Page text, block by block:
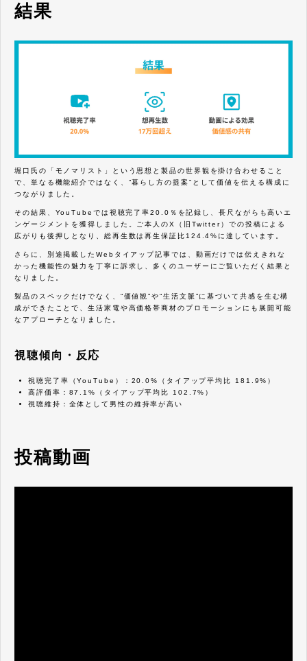
結果
堀口氏の「モノマリスト」という思想と製品の世界観を掛け合わせること
で、単なる機能紹介ではなく、“暮らし方の提案”として価値を伝える構成に
つながりました。
その結果、YouTubeでは視聴完了率20.0％を記録し、長尺ながらも高いエ
ンゲージメントを獲得しました。ご本人のX（旧Twitter）での投稿による
広がりも後押しとなり、総再生数は再生保証比124.4%に達しています。
さらに、別途掲載したWebタイアップ記事では、動画だけでは伝えきれな
かった機能性の魅力を丁寧に訴求し、多くのユーザーにご覧いただく結果と
なりました。
製品のスペックだけでなく、“価値観”や“生活文脈”に基づいて共感を生む構
成ができたことで、生活家電や高価格帯商材のプロモーションにも展開可能
なアプローチとなりました。
視聴傾向・反応
視聴完了率（YouTube）：20.0%（タイアップ平均比 181.9%）
高評価率：87.1%（タイアップ平均比 102.7%）
視聴維持：全体として男性の維持率が高い
投稿動画